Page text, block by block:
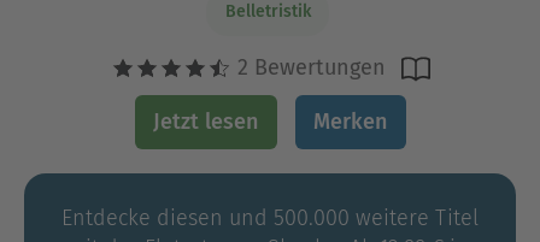
Belletristik
2 Bewertungen
Jetzt lesen Merken
Entdecke diesen und 500.000 weitere Titel